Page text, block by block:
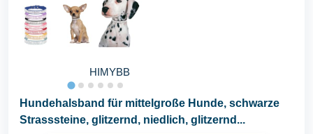
HIMYBB
Hundehalsband für mittelgroße Hunde, schwarze
Strasssteine, glitzernd, niedlich, glitzernd...